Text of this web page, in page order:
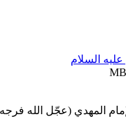
السلام
المهدي (عجّل الله